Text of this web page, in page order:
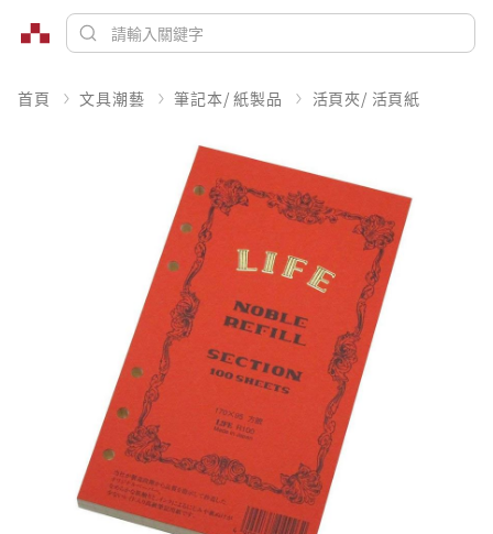
首頁 文具潮藝 筆記本/ 紙製品 活頁夾/ 活頁紙